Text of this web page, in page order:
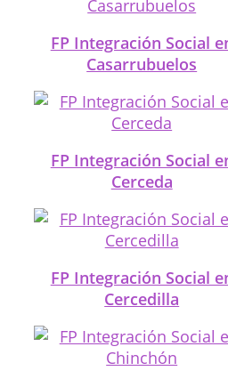
FP Integración Social
Casarrubuelos
FP Integración Social
Cerceda
FP Integración Social
Cercedilla